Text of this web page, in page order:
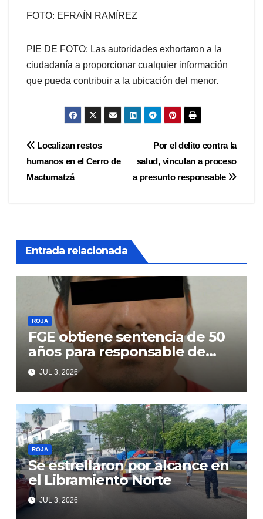
FOTO: EFRAÍN RAMÍREZ
PIE DE FOTO: Las autoridades exhortaron a la
ciudadanía a proporcionar cualquier información
que pueda contribuir a la ubicación del menor.
Navegación
de
Por el delito contra la
salud, vinculan a proceso
a presunto responsable
Localizan restos
humanos en el Cerro de
Mactumatzá
Entrada relacionada
ROJA
FGE obtiene sentencia de 50
años para responsable de
secuestro agravado
JUL 3, 2026
ROJA
Se estrellaron por alcance en
el Libramiento Norte
JUL 3, 2026